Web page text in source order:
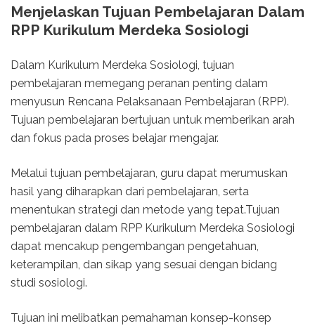
Menjelaskan Tujuan Pembelajaran Dalam
RPP Kurikulum Merdeka Sosiologi
Dalam Kurikulum Merdeka Sosiologi, tujuan
pembelajaran memegang peranan penting dalam
menyusun Rencana Pelaksanaan Pembelajaran (RPP).
Tujuan pembelajaran bertujuan untuk memberikan arah
dan fokus pada proses belajar mengajar.
Melalui tujuan pembelajaran, guru dapat merumuskan
hasil yang diharapkan dari pembelajaran, serta
menentukan strategi dan metode yang tepat.Tujuan
pembelajaran dalam RPP Kurikulum Merdeka Sosiologi
dapat mencakup pengembangan pengetahuan,
keterampilan, dan sikap yang sesuai dengan bidang
studi sosiologi.
Tujuan ini melibatkan pemahaman konsep-konsep